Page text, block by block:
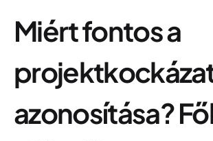
Miért fontos a
azonosítása?